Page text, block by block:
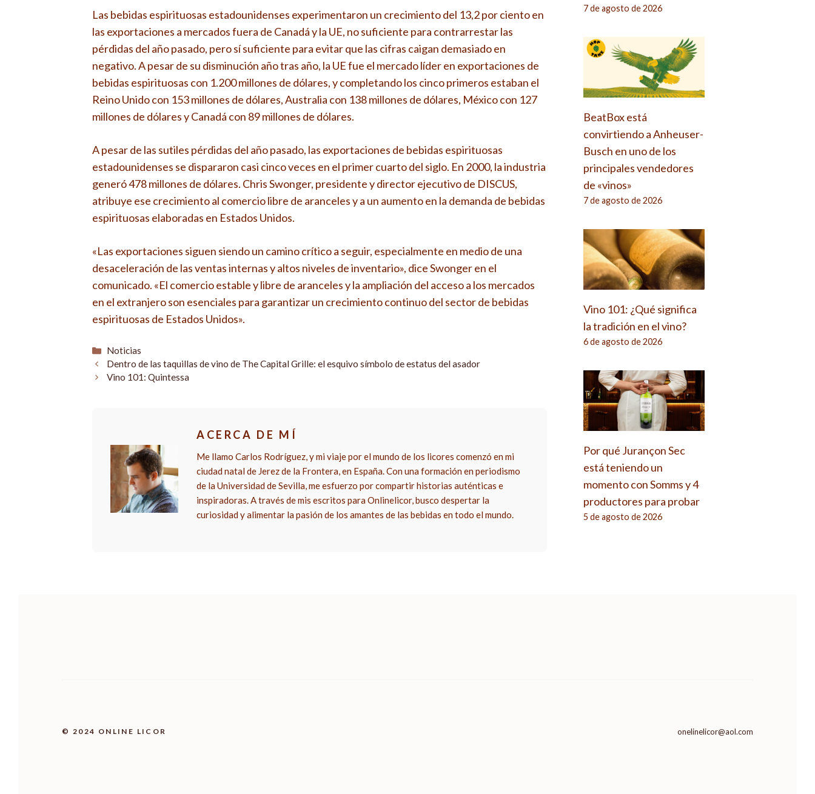
Las bebidas espirituosas estadounidenses experimentaron un crecimiento del 13,2 por ciento en
las exportaciones a mercados fuera de Canadá y la UE, no suficiente para contrarrestar las
pérdidas del año pasado, pero sí suficiente para evitar que las cifras caigan demasiado en
negativo. A pesar de su disminución año tras año, la UE fue el mercado líder en exportaciones de
bebidas espirituosas con 1.200 millones de dólares, y completando los cinco primeros estaban el
Reino Unido con 153 millones de dólares, Australia con 138 millones de dólares, México con 127
millones de dólares y Canadá con 89 millones de dólares.
A pesar de las sutiles pérdidas del año pasado, las exportaciones de bebidas espirituosas
estadounidenses se dispararon casi cinco veces en el primer cuarto del siglo. En 2000, la industria
generó 478 millones de dólares. Chris Swonger, presidente y director ejecutivo de DISCUS,
atribuye ese crecimiento al comercio libre de aranceles y a un aumento en la demanda de bebidas
espirituosas elaboradas en Estados Unidos.
«Las exportaciones siguen siendo un camino crítico a seguir, especialmente en medio de una
desaceleración de las ventas internas y altos niveles de inventario», dice Swonger en el
comunicado. «El comercio estable y libre de aranceles y la ampliación del acceso a los mercados
en el extranjero son esenciales para garantizar un crecimiento continuo del sector de bebidas
espirituosas de Estados Unidos».
Categorías
Noticias
Dentro de las taquillas de vino de The Capital Grille: el esquivo símbolo de estatus del asador
Vino 101: Quintessa
ACERCA DE MÍ
Me llamo Carlos Rodríguez, y mi viaje por el mundo de los licores comenzó en mi
ciudad natal de Jerez de la Frontera, en España. Con una formación en periodismo
de la Universidad de Sevilla, me esfuerzo por compartir historias auténticas e
inspiradoras. A través de mis escritos para Onlinelicor, busco despertar la
curiosidad y alimentar la pasión de los amantes de las bebidas en todo el mundo.
7 de agosto de 2026
BeatBox está
convirtiendo a Anheuser-
Busch en uno de los
principales vendedores
de «vinos»
7 de agosto de 2026
Vino 101: ¿Qué significa
la tradición en el vino?
6 de agosto de 2026
Por qué Jurançon Sec
está teniendo un
momento con Somms y 4
productores para probar
5 de agosto de 2026
© 2024 ONLINE LICOR onelinelicor@aol.com